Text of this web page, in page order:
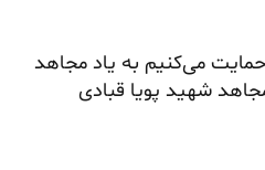
می‌کنیم به یاد مجاهد
شهید پویا قبادی